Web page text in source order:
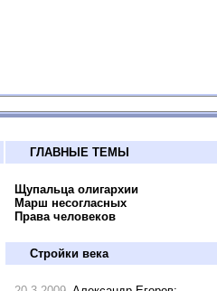
ГЛАВНЫЕ ТЕМЫ
Щупальца олигархии
Марш несогласных
Права человеков
Стройки века